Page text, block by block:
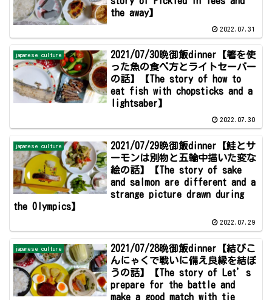
the away】
2022.07.31
japanese culture
2021/07/30晩御飯dinner【箸を使
った魚の食べ方とライトセーバー
の話】【The story of how to
eat fish with chopsticks and a
lightsaber】
2022.07.30
japanese culture
2021/07/29晩御飯dinner【鮭とサ
ーモンは別物と五輪中描いた変な
絵の話】【The story of sake
and salmon are different and a
strange picture drawn during
the Olympics】
2022.07.29
japanese culture
2021/07/28晩御飯dinner【結びこ
んにゃくで戦いに備え良縁を結ぼ
うの話】【The story of Let’s
prepare for the battle and
make a good match with tie